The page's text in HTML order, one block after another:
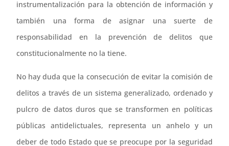
instrumentalización para la obtención de información y
también una forma de asignar una suerte de
responsabilidad en la prevención de delitos que
constitucionalmente no la tiene.
No hay duda que la consecución de evitar la comisión de
delitos a través de un sistema generalizado, ordenado y
pulcro de datos duros que se transformen en políticas
públicas antidelictuales, representa un anhelo y un
deber de todo Estado que se preocupe por la seguridad